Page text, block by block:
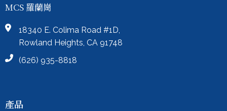
MCS 羅蘭崗
18340 E. Colima Road #1D,
Rowland Heights, CA 91748
(626) 935-8818
產品